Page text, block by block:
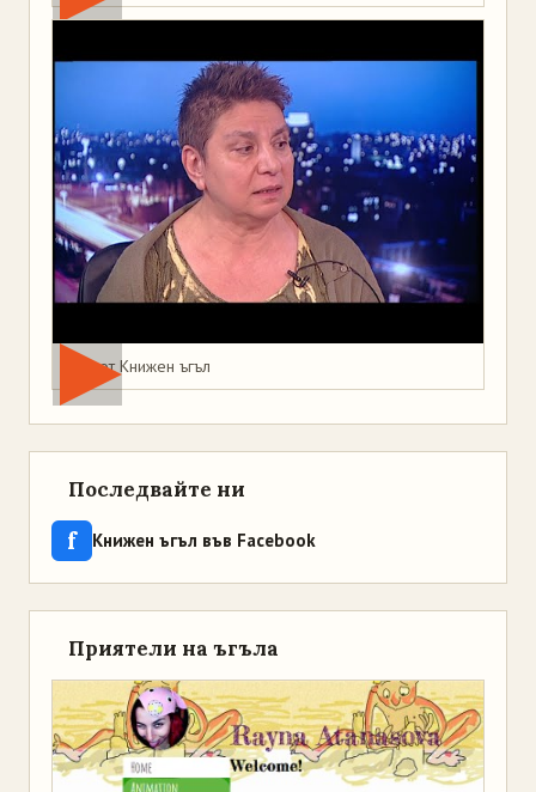
Мая от Книжен ъгъл
Последвайте ни
f Книжен ъгъл във Facebook
Приятели на ъгъла